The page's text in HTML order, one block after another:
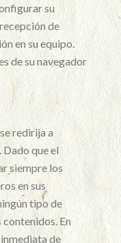
su
de
en su equipo.
de su navegador
redirija a
que el
siempre los
en sus
tipo de
En
de